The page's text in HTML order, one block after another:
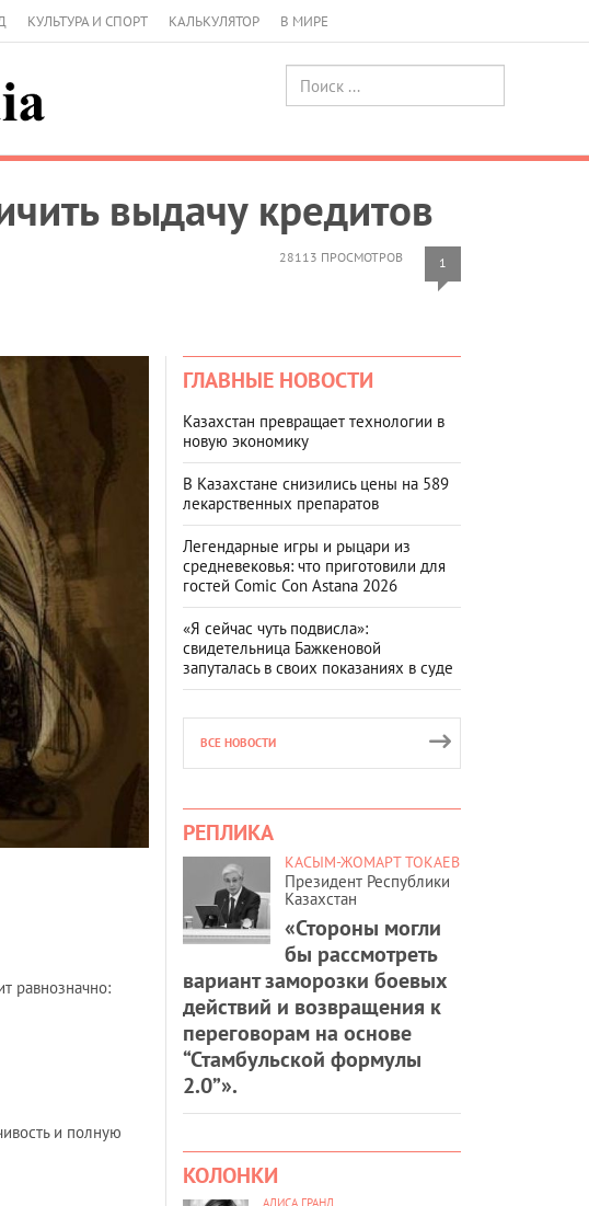
КУЛЬТУРА И СПОРТ КАЛЬКУЛЯТОР В МИРЕ
выдачу кредитов
28113 ПРОСМОТРОВ 1
равнозначно:
и полную
ГЛАВНЫЕ НОВОСТИ
Казахстан превращает технологии в
новую экономику
В Казахстане снизились цены на 589
лекарственных препаратов
Легендарные игры и рыцари из
средневековья: что приготовили для
гостей Comic Con Astana 2026
«Я сейчас чуть подвисла»:
свидетельница Бажкеновой
запуталась в своих показаниях в суде
ВСЕ НОВОСТИ
РЕПЛИКА
КАСЫМ-ЖОМАРТ ТОКАЕВ
Президент Республики
Казахстан
«Стороны могли
бы рассмотреть
вариант заморозки боевых
действий и возвращения к
переговорам на основе
“Стамбульской формулы
2.0”».
КОЛОНКИ
АЛИСА ГРАНД